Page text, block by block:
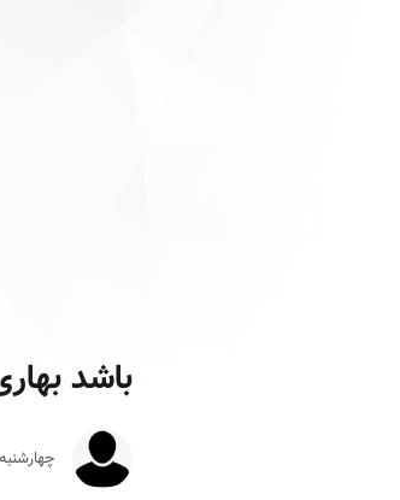
باشد
چهارشنبه ۲۸ اسفند ۱۳۸۷